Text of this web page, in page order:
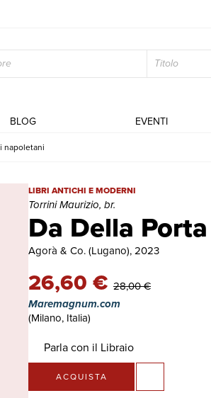
BLOG EVENTI
napoletani
Da Della
Da Della Porta a Vico. Studi napoletani
LIBRI ANTICHI E MODERNI
Torrini Maurizio, br.
Agorà & Co. (Lugano), 2023
26,60 € 28,00 €
Maremagnum.com
(Milano, Italia)
Parla con il Libraio
ACQUISTA